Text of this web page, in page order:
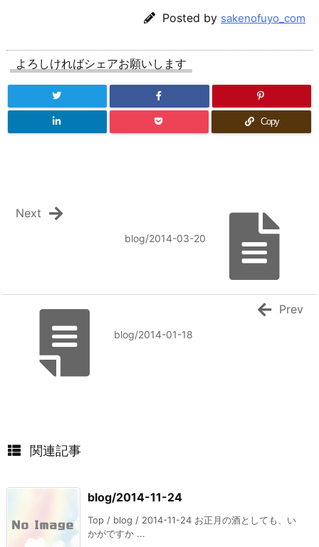
Posted by sakenofuyo_com
よろしければシェアお願いします
Copy
blog/2014-03-20
Next
blog/2014-01-18
Prev
関連記事
blog/2014-11-24
Top / blog / 2014-11-24 お正月の酒としても、い
かがですか ...